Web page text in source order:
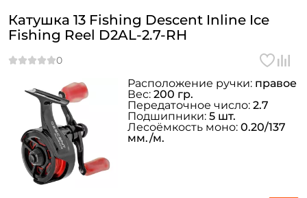
Катушка 13 Fishing Descent Inline Ice
Fishing Reel D2AL-2.7-RH
Расположение ручки: правое
Вес: 200 гр.
Передаточное число: 2.7
Подшипники: 5 шт.
Лесоёмкость моно: 0.20/137
мм./м.